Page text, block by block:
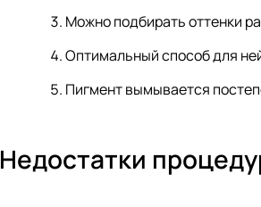
Можно подбирать оттенки
Оптимальный способ для
Пигмент вымывается
Недостатки